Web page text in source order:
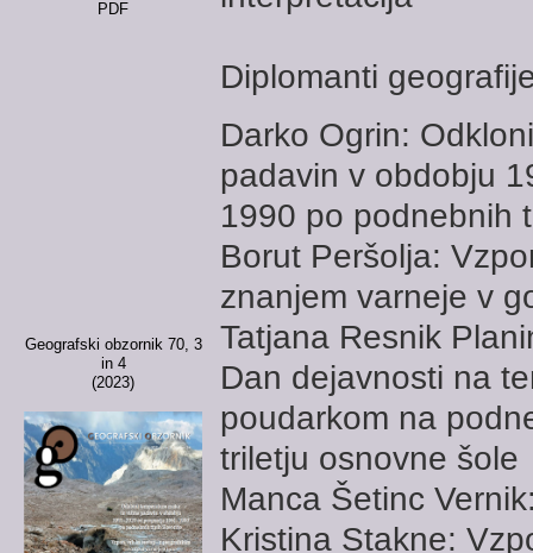
PDF
Diplomanti
Geografski obzornik 70, 3
in 4
(2023)
Darko Ogrin:
padavin v obdobju
1990 po podnebnih
Borut Peršolja:
znanjem varneje v
Tatjana Resnik
Dan dejavnosti na
poudarkom na
triletju osnovne šole
Manca Šetinc
Kristina Stakne: